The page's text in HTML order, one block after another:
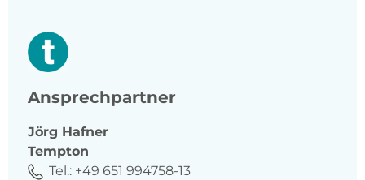
Ansprechpartner
Jörg Hafner
Tempton
Tel.: +49 651 994758-13